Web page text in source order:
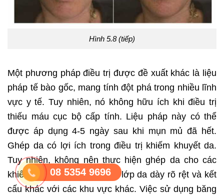
Hình 5.8 (tiếp)
Một phương pháp điều trị được đề xuất khác là liệu
pháp tế bào gốc, mang tính đột phá trong nhiều lĩnh
vực y tế. Tuy nhiên, nó không hữu ích khi điều trị
thiếu máu cục bộ cấp tính. Liệu pháp này có thể
được áp dụng 4-5 ngày sau khi mụn mủ đã hết.
Ghép da có lợi ích trong điều trị khiếm khuyết da.
Tuy nhiên, không nên thực hiện ghép da cho các
khiếm khuyết mũi vì mũi có lớp da dày rõ rệt và kết
cấu khác với các khu vực khác. Việc sử dụng băng
08 5354 9696